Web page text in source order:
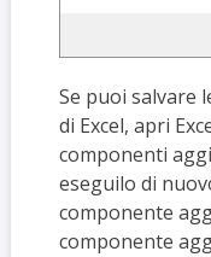
Se puoi salvare
di Excel, apri
componenti
eseguilo di
componente
componente